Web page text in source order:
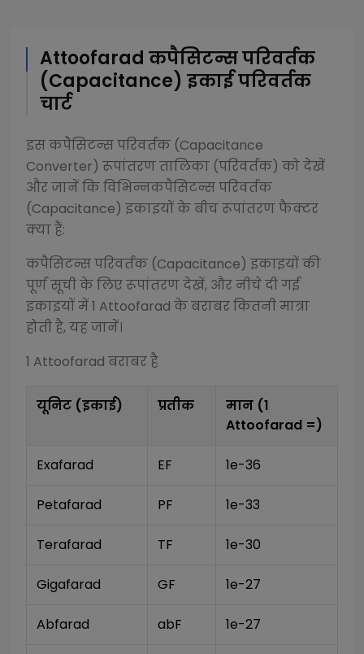
Attoofarad कपैसिटन्स परिवर्तक
(Capacitance) इकाई परिवर्तक
चार्ट
इसकपैसिटन्स परिवर्तक (Capacitance
Converter) रूपांतरण तालिका (परिवर्तक) को देखें
और जानें कि विभिन्नकपैसिटन्स परिवर्तक
(Capacitance) इकाइयों के बीच रूपांतरण फैक्टर
क्या हैं:
कपैसिटन्स परिवर्तक (Capacitance) इकाइयों की
पूर्ण सूची के लिए रूपांतरण देखें, और नीचे दी गई
इकाइयों में 1 Attoofarad के बराबर कितनी मात्रा
होती है, यह जानें।
1 Attoofarad बराबर है
यूनिट (इकाई) प्रतीक
मान (1
Attoofarad =)
Exafarad EF 1e-36
Petafarad PF 1e-33
Terafarad TF 1e-30
Gigafarad GF 1e-27
Abfarad abF 1e-27